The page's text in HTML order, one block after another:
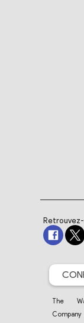
The
Company